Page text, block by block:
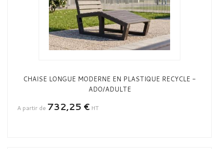
CHAISE LONGUE MODERNE EN PLASTIQUE RECYCLE -
ADO/ADULTE
A partir de 732,25 € HT